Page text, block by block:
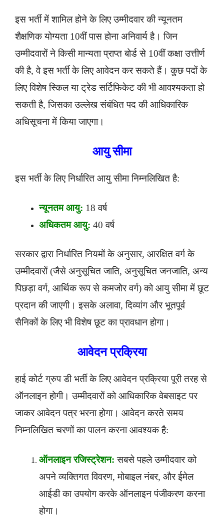
इस भर्ती में शामिल होने के लिए उम्मीदवार की न्यूनतम
शैक्षणिक योग्यता 10वीं पास होना अनिवार्य है। जिन
उम्मीदवारों ने किसी मान्यता प्राप्त बोर्ड से 10वीं कक्षा उत्तीर्ण
की है, वे इस भर्ती के लिए आवेदन कर सकते हैं। कुछ पदों के
लिए विशेष स्किल या ट्रेड सर्टिफिकेट की भी आवश्यकता हो
सकती है, जिसका उल्लेख संबंधित पद की आधिकारिक
अधिसूचना में किया जाएगा।
आयु सीमा
इस भर्ती के लिए निर्धारित आयु सीमा निम्नलिखित है:
न्यूनतम आयु: 18 वर्ष
अधिकतम आयु: 40 वर्ष
सरकार द्वारा निर्धारित नियमों के अनुसार, आरक्षित वर्ग के
उम्मीदवारों (जैसे अनुसूचित जाति, अनुसूचित जनजाति, अन्य
पिछड़ा वर्ग, आर्थिक रूप से कमजोर वर्ग) को आयु सीमा में छूट
प्रदान की जाएगी। इसके अलावा, दिव्यांग और भूतपूर्व
सैनिकों के लिए भी विशेष छूट का प्रावधान होगा।
आवेदन प्रक्रिया
हाई कोर्ट ग्रुप डी भर्ती के लिए आवेदन प्रक्रिया पूरी तरह से
ऑनलाइन होगी। उम्मीदवारों को आधिकारिक वेबसाइट पर
जाकर आवेदन पत्र भरना होगा। आवेदन करते समय
निम्नलिखित चरणों का पालन करना आवश्यक है:
ऑनलाइन रजिस्ट्रेशन: सबसे पहले उम्मीदवार को
अपने व्यक्तिगत विवरण, मोबाइल नंबर, और ईमेल
आईडी का उपयोग करके ऑनलाइन पंजीकरण करना
होगा।